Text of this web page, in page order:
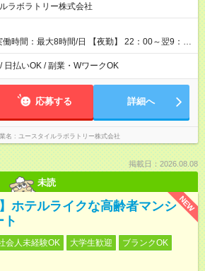
ラボラトリー株式会社
時間：最大8時間/日 【夜勤】 22：00～翌9：
翌8時 ■24時から翌9時 など ※上記の時間
定（毎週同じ曜日での勤務となります）
日払いOK / 副業・WワークOK
応募する 詳細へ
名 ユースタイルラボラトリー株式会社
掲載日：2026.08.08
未読
NEW
ホテルライクな高齢者マンシ
ト
会人未経験OK 大学生歓迎
ブランクOK